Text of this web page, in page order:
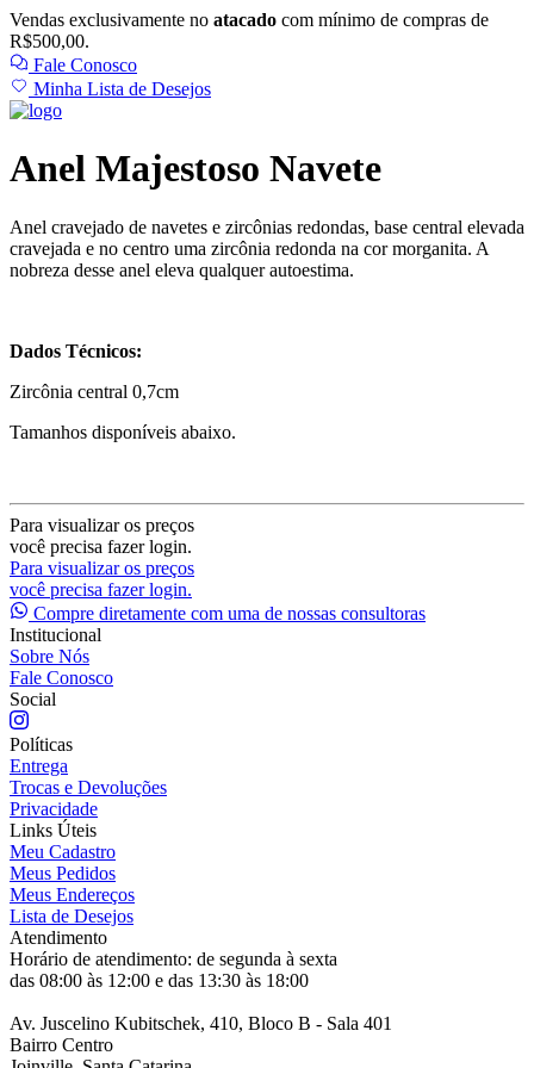
Vendas exclusivamente no atacado com mínimo de compras de
R$500,00.
Fale Conosco
Minha Lista de Desejos
Anel Majestoso Navete
Anel cravejado de navetes e zircônias redondas, base central elevada
cravejada e no centro uma zircônia redonda na cor morganita. A
nobreza desse anel eleva qualquer autoestima.
Dados Técnicos:
Zircônia central 0,7cm
Tamanhos disponíveis abaixo.
Para visualizar os preços
você precisa fazer login.
Para visualizar os preços
você precisa fazer login.
Compre diretamente com uma de nossas consultoras
Institucional
Sobre Nós
Fale Conosco
Social
Políticas
Entrega
Trocas e Devoluções
Privacidade
Links Úteis
Meu Cadastro
Meus Pedidos
Meus Endereços
Lista de Desejos
Atendimento
Horário de atendimento: de segunda à sexta
das 08:00 às 12:00 e das 13:30 às 18:00
Av. Juscelino Kubitschek, 410, Bloco B - Sala 401
Bairro Centro